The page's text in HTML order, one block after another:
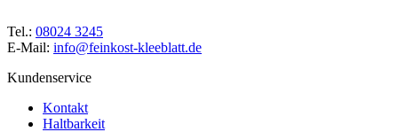
Tel.: 08024 3245
E-Mail: info@feinkost-kleeblatt.de
Kundenservice
Kontakt
Haltbarkeit